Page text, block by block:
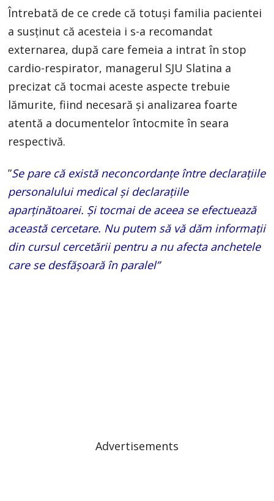
Întrebată de ce crede că totuşi familia pacientei
a susţinut că acesteia i s-a recomandat
externarea, după care femeia a intrat în stop
cardio-respirator, managerul SJU Slatina a
precizat că tocmai aceste aspecte trebuie
lămurite, fiind necesară şi analizarea foarte
atentă a documentelor întocmite în seara
respectivă.
”Se pare că există neconcordanţe între declaraţiile
personalului medical şi declaraţiile
aparţinătoarei. Şi tocmai de aceea se efectuează
această cercetare. Nu putem să vă dăm informaţii
din cursul cercetării pentru a nu afecta anchetele
care se desfăşoară în paralel”
Advertisements